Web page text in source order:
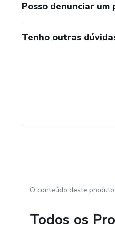
Posso denunciar
Tenho outras
O conteúdo deste
Todos os